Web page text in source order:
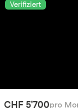
Verifiziert
CHF 5'700pro